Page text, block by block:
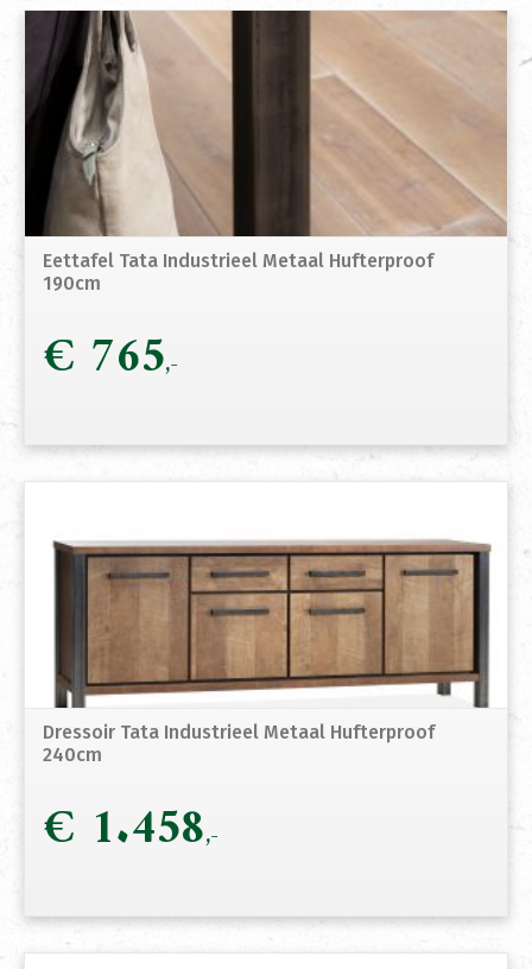
Eettafel Tata Industrieel Metaal Hufterproof
190cm
€ 765
Dressoir Tata Industrieel Metaal Hufterproof
240cm
€ 1.458